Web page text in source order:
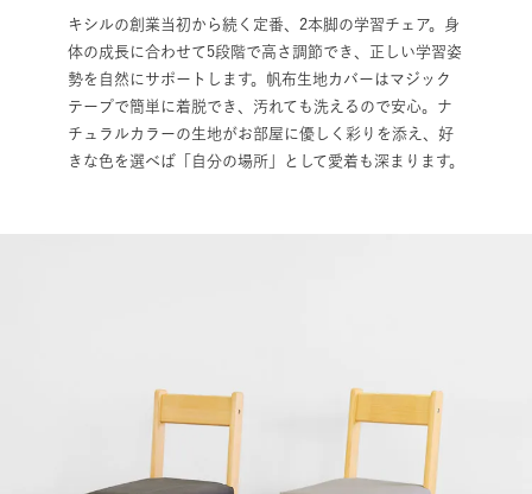
キシルの創業当初から続く定番、2本脚の学習チェア。身
体の成長に合わせて5段階で高さ調節でき、正しい学習姿
勢を自然にサポートします。帆布生地カバーはマジック
テープで簡単に着脱でき、汚れても洗えるので安心。ナ
チュラルカラーの生地がお部屋に優しく彩りを添え、好
きな色を選べば「自分の場所」として愛着も深まります。